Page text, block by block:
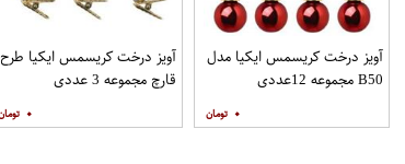
آویز درخت کریسمس ایکیا مدل
B50 مجموعه 12عددی
۰
آویز درخت کریسمس ایکیا طرح
قارچ مجموعه 3 عددی
۰